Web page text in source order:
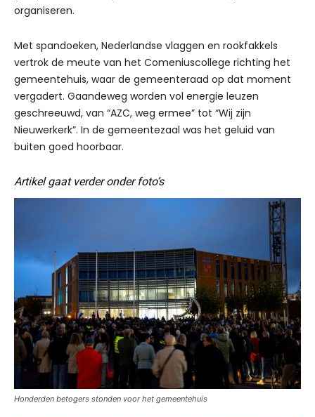
organiseren.
Met spandoeken, Nederlandse vlaggen en rookfakkels
vertrok de meute van het Comeniuscollege richting het
gemeentehuis, waar de gemeenteraad op dat moment
vergadert. Gaandeweg worden vol energie leuzen
geschreeuwd, van “AZC, weg ermee” tot “Wij zijn
Nieuwerkerk”. In de gemeentezaal was het geluid van
buiten goed hoorbaar.
Artikel gaat verder onder foto’s
Honderden betogers stonden voor het gemeentehuis